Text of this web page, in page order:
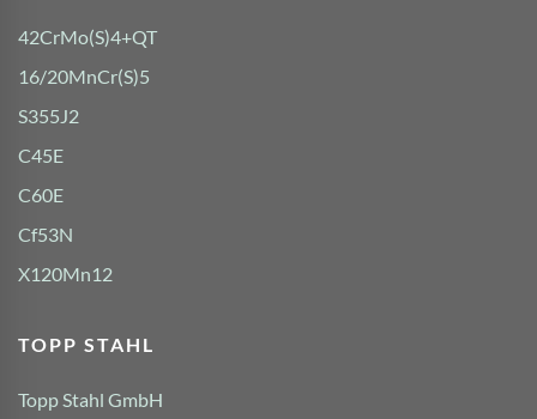
42CrMo(S)4+QT
16/20MnCr(S)5
S355J2
C45E
C60E
Cf53N
X120Mn12
TOPP STAHL
Topp Stahl GmbH